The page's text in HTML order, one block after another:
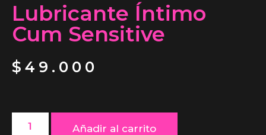
Lubricante Íntimo
Cum Sensitive
$ 49.000
Añadir al carrito